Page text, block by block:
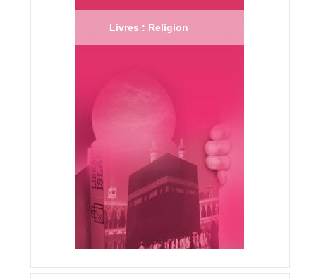
Livres : Religion